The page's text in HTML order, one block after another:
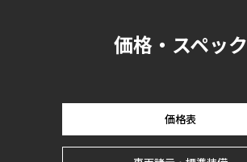
価格・スペック
価格表